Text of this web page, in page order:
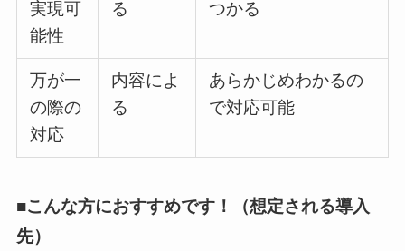
実現可
能性
る つかる
万が一
の際の
対応
内容によ
る
あらかじめわかるの
で対応可能
■こんな方におすすめです！（想定される導入
先）